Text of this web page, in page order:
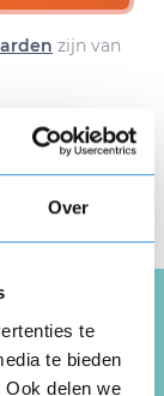
Over
te
te bieden
delen we
zijn van